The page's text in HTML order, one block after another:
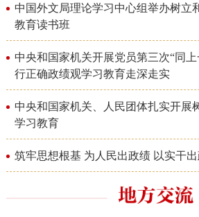
中国外文局理论学习中心组举办树立
教育读书班
中央和国家机关开展党员第三次“同
行正确政绩观学习教育走深走实
中央和国家机关、人民团体扎实开展
学习教育
筑牢思想根基 为人民出政绩 以实干